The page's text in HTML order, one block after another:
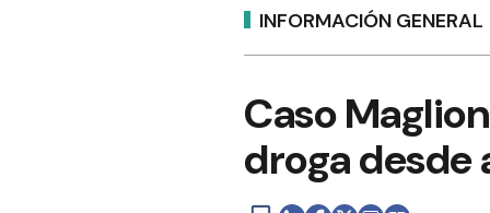
INFORMACIÓN GENERAL
Caso
droga desde